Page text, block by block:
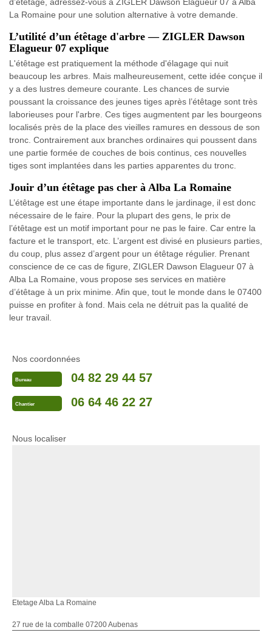
d’étêtage, adressez-vous à ZIGLER Dawson Elagueur 07 à Alba
La Romaine pour une solution alternative à votre demande.
L’utilité d’un étêtage d'arbre — ZIGLER Dawson
Elagueur 07 explique
L'étêtage est pratiquement la méthode d'élagage qui nuit
beaucoup les arbres. Mais malheureusement, cette idée conçue il
y a des lustres demeure courante. Les chances de survie
poussant la croissance des jeunes tiges après l’étêtage sont très
laborieuses pour l'arbre. Ces tiges augmentent par les bourgeons
localisés près de la place des vieilles ramures en dessous de son
tronc. Contrairement aux branches ordinaires qui poussent dans
une partie formée de couches de bois continus, ces nouvelles
tiges sont implantées dans les parties apparentes du tronc.
Jouir d’un étêtage pas cher à Alba La Romaine
L’étêtage est une étape importante dans le jardinage, il est donc
nécessaire de le faire. Pour la plupart des gens, le prix de
l’étêtage est un motif important pour ne pas le faire. Car entre la
facture et le transport, etc. L’argent est divisé en plusieurs parties,
du coup, plus assez d’argent pour un étêtage régulier. Prenant
conscience de ce cas de figure, ZIGLER Dawson Elagueur 07 à
Alba La Romaine, vous propose ses services en matière
d’étêtage à un prix minime. Afin que, tout le monde dans le 07400
puisse en profiter à fond. Mais cela ne détruit pas la qualité de
leur travail.
Nos coordonnées
Bureau 04 82 29 44 57
Chantier 06 64 46 22 27
Nous localiser
Etetage Alba La Romaine
27 rue de la comballe 07200 Aubenas